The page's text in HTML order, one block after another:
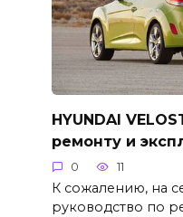
HYUNDAI
ремонту и
0 11
К сожалению, на
руководство по